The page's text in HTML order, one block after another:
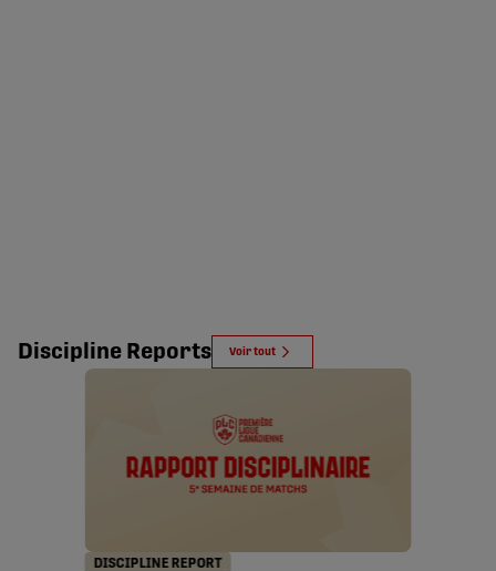
Discipline Reports Voir tout
DISCIPLINE REPORT